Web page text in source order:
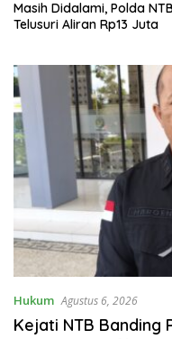
Masih Didalami, Polda NTB
Telusuri Aliran Rp13 Juta
Hukum Agustus 6, 2026
Kejati NTB Banding